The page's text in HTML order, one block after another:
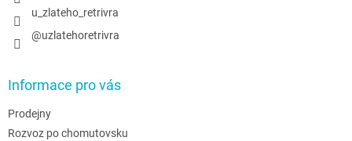
u_zlateho_retrivra
@uzlatehoretrivra
Informace pro vás
Prodejny
Rozvoz po chomutovsku